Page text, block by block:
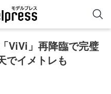
ViVi」再降臨で完璧
でイメトレも